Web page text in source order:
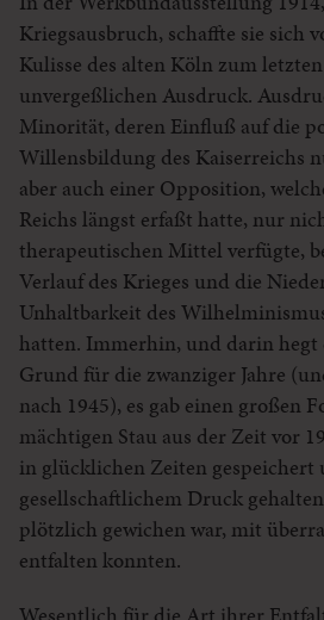
Kriegsausbruch, schaffte sie sich
Kulisse des alten Köln zum
unvergeßlichen Ausdruck.
Minorität, deren Einfluß auf die
Willensbildung des Kaiserreichs
aber auch einer Opposition,
Reichs längst erfaßt hatte, nur
therapeutischen Mittel verfügte,
Verlauf des Krieges und die
Unhaltbarkeit des
hatten. Immerhin, und darin hegt
Grund für die zwanziger Jahre
nach 1945), es gab einen großen
mächtigen Stau aus der Zeit vor
in glücklichen Zeiten
gesellschaftlichem Druck
plötzlich gewichen war, mit
entfalten konnten.